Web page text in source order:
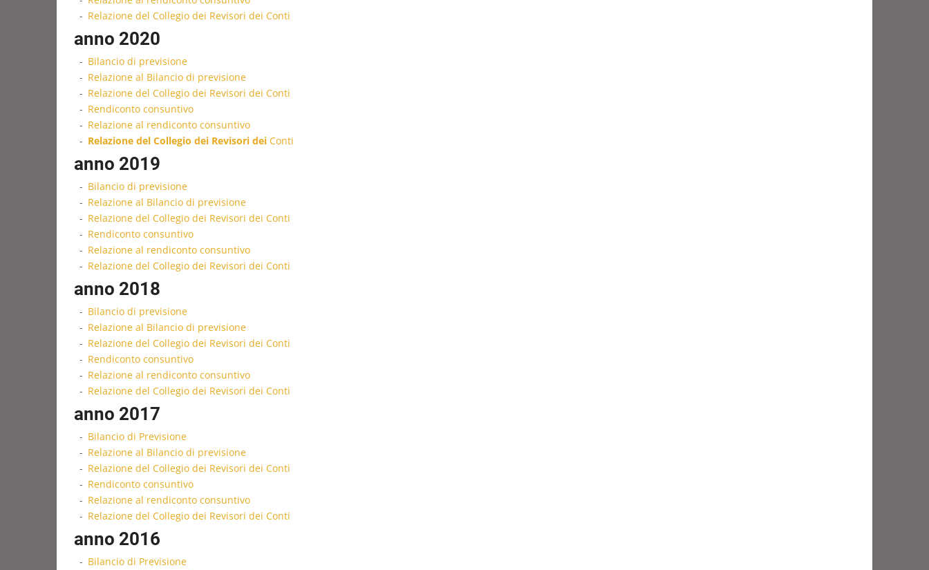
Relazione del Collegio dei Revisori dei Conti
anno 2020
Bilancio di previsione
Relazione al Bilancio di previsione
Relazione del Collegio dei Revisori dei Conti
Rendiconto consuntivo
Relazione al rendiconto consuntivo
Relazione del Collegio dei Revisori dei Conti
anno 2019
Bilancio di previsione
Relazione al Bilancio di previsione
Relazione del Collegio dei Revisori dei Conti
Rendiconto consuntivo
Relazione al rendiconto consuntivo
Relazione del Collegio dei Revisori dei Conti
anno 2018
Bilancio di previsione
Relazione al Bilancio di previsione
Relazione del Collegio dei Revisori dei Conti
Rendiconto consuntivo
Relazione al rendiconto consuntivo
Relazione del Collegio dei Revisori dei Conti
anno 2017
Bilancio di Previsione
Relazione al Bilancio di previsione
Relazione del Collegio dei Revisori dei Conti
Rendiconto consuntivo
Relazione al rendiconto consuntivo
Relazione del Collegio dei Revisori dei Conti
anno 2016
Bilancio di Previsione